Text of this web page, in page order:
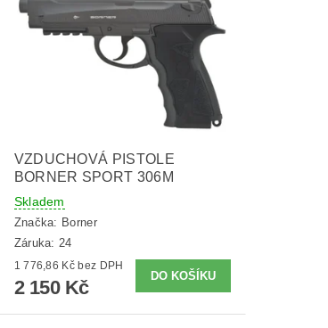
VZDUCHOVÁ PISTOLE
BORNER SPORT 306M
Skladem
Značka: Borner
Záruka: 24
1 776,86 Kč bez DPH
2 150 Kč